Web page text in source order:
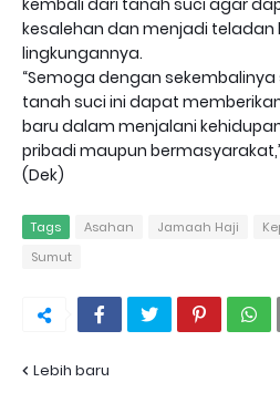
kembali dari tanah suci agar
kesalehan dan menjadi
lingkungannya.
“Semoga dengan
tanah suci ini dapat
baru dalam menjalani
pribadi maupun
(Dek)
Tags Asahan Jamaah Haji
Sumut
Lebih baru